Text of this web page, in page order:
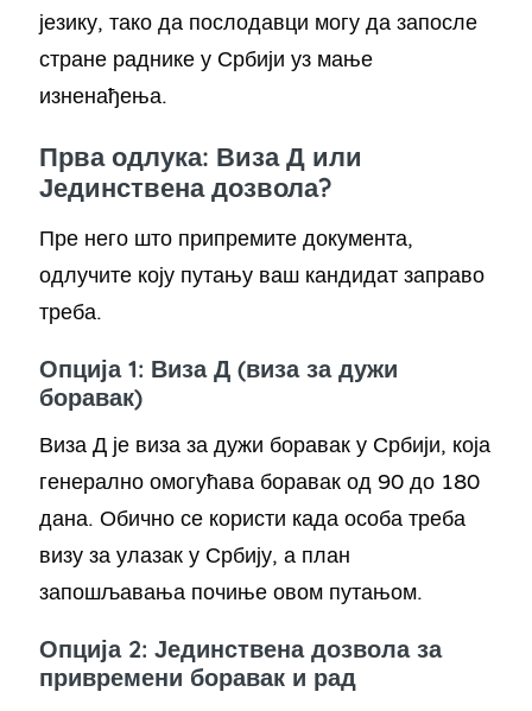
језику, тако да послодавци могу да запосле
стране раднике у Србији уз мање
изненађења.
Прва одлука: Виза Д или
Јединствена дозвола?
Пре него што припремите документа,
одлучите коју путању ваш кандидат заправо
треба.
Опција 1: Виза Д (виза за дужи
боравак)
Виза Д је виза за дужи боравак у Србији, која
генерално омогућава боравак од 90 до 180
дана. Обично се користи када особа треба
визу за улазак у Србију, а план
запошљавања почиње овом путањом.
Опција 2: Јединствена дозвола за
привремени боравак и рад